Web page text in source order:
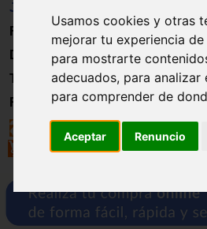
Usamos cookies y otras
mejorar tu experiencia
para mostrarte
adecuados, para
para comprender de
Aceptar Renuncio
Juguetes
Formación
Directorio
Trabajo
Registro